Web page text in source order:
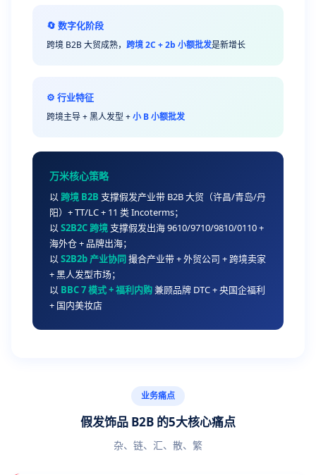
🔄 数字化阶段
跨境 B2B 大贸成熟， 跨境 2C + 2b 小额批发是新增长
⚙️ 行业特征
跨境主导 + 黑人发型 +小 B 小额批发
万米核心策略
以 跨境 B2B 支撑假发产业带 B2B 大贸（许昌/青岛/丹
阳）+ TT/LC + 11 类 Incoterms；
以 S2B2C 跨境 支撑假发出海 9610/9710/9810/0110 +
海外仓 + 品牌出海；
以 S2B2b 产业协同撮合产业带 + 外贸公司 + 跨境卖家
+ 黑人发型市场；
以 BBC 7 模式 + 福利内购兼顾品牌 DTC + 央国企福利
+ 国内美妆店
业务痛点
假发饰品 B2B 的5大核心痛点
杂、链、汇、散、繁